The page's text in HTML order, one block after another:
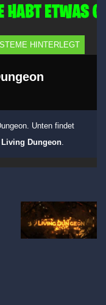
HINTERLEGT
Unten findet
Living Dungeon.